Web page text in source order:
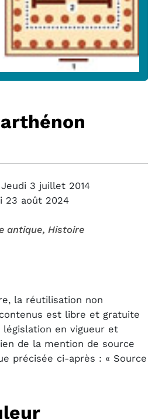
Jeudi 3 juillet 2014
23 août 2024
antique, Histoire
la réutilisation non
est libre et gratuite
en vigueur et
de la mention de source
précisée ci-après : « Source